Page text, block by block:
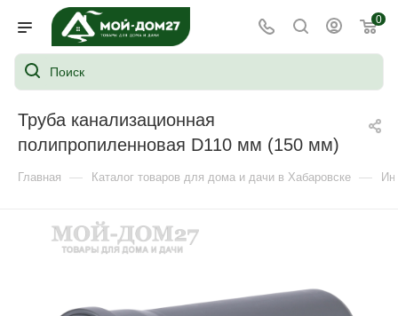
0
Труба канализационная
полипропиленновая D110 мм (150 мм)
Главная — Каталог товаров для дома и дачи в Хабаровске —